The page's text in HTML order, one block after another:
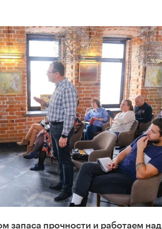
запаса прочности и работаем над